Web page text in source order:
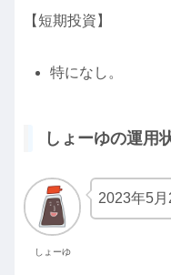
【短期投資】
特になし。
しょーゆの運用
しょーゆ
2023年5月